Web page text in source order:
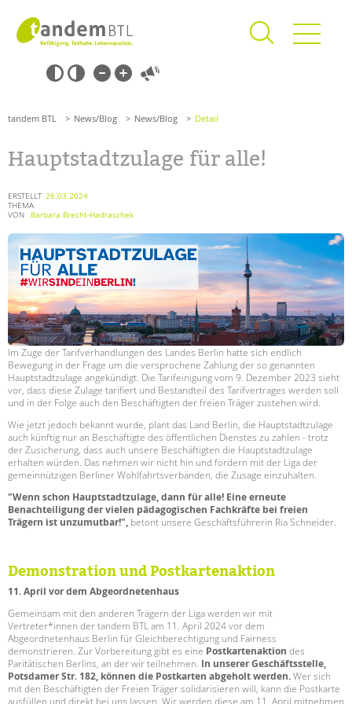
springen
Barrierefrei-
Einstellungen
überspringen
Navigation
überspringen
SCHULE & GANZTAG
Grundschulen
Oberschulen
Förderzentren
Kollegs
EFöB
Schulbezogene Sozialarbeit
Tagesgruppen
HILFEN ZUR ERZIEHUNG
EINGLIEDERUNGSHILFE
BETREUTES WOHNEN
TANDEM BTL AKADEMIE
Zertfikatskurse
Seminarkalender
Seminarräume
PROFIL | LEITBILD
Bereiche im Überblick
Kinder- und Jugendschutz
Unsere Videos
Gesellschafter VdK
schoolcoach BTL
Suchen
tandem BTL News/Blog News/Blog Detail
Hauptstadtzulage für alle!
ERSTELLT 26.03.2024
THEMA
VON
Barbara Brecht-Hadraschek
Im Zuge der Tarifverhandlungen des Landes Berlin hatte sich endlich
Bewegung in der Frage um die versprochene Zahlung der so genannten
Hauptstadtzulage angekündigt. Die Tarifeinigung vom 9. Dezember 2023 sieht
vor, dass diese Zulage tarifiert und Bestandteil des Tarifvertrages werden soll
und in der Folge auch den Beschäftigten der freien Träger zustehen wird.
Wie jetzt jedoch bekannt wurde, plant das Land Berlin, die Hauptstadtzulage
auch künftig nur an Beschäftigte des öffentlichen Dienstes zu zahlen - trotz
der Zusicherung, dass auch unsere Beschäftigten die Hauptstadtzulage
erhalten würden. Das nehmen wir nicht hin und fordern mit der Liga der
gemeinnützigen Berliner Wohlfahrtsverbänden, die Zusage einzuhalten.
"Wenn schon Hauptstadtzulage, dann für alle! Eine erneute
Benachteiligung der vielen pädagogischen Fachkräfte bei freien
Trägern ist unzumutbar!", betont unsere Geschäftsführerin Ria Schneider.
Demonstration und Postkartenaktion
11. April vor dem Abgeordnetenhaus
Gemeinsam mit den anderen Trägern der Liga werden wir mit
Vertreter*innen der tandem BTL am 11. April 2024 vor dem
Abgeordnetenhaus Berlin für Gleichberechtigung und Fairness
demonstrieren. Zur Vorbereitung gibt es eine Postkartenaktion des
Paritätischen Berlins, an der wir teilnehmen. In unserer Geschäftsstelle,
Potsdamer Str. 182, können die Postkarten abgeholt werden.Wer sich
mit den Beschäftigten der Freien Träger solidarisieren will, kann die Postkarte
ausfüllen und direkt bei uns lassen. Wir werden diese am 11. April mitnehmen